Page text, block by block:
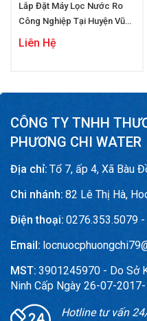
Lắp Đặt Máy Lọc Nước Ro
Công Nghiệp Tại Huyện Vũng
Liêm
Liên Hệ
CÔNG TY TNHH
PHƯƠNG CHI WATER
Địa chỉ: Tổ 7, ấp 4, Xã Bàu
Chi nhánh: 82 Lê Thị Hà,
Điện thoại: 0276.353.5079
Email:
MST: 3901245970 - Do Sở
Ninh Cấp Ngày 26-07-
Hotline tư vấn